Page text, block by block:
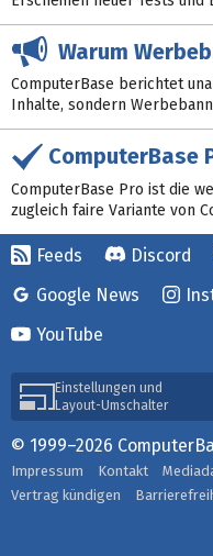
Warum
ComputerBase berichtet
Inhalte, sondern
ComputerBase
ComputerBase Pro ist die
zugleich faire Variante von
Feeds Discord
Google News
YouTube
Einstellungen und
Layout-Umschalter
© 1999–2026
Impressum Kontakt
Vertrag kündigen